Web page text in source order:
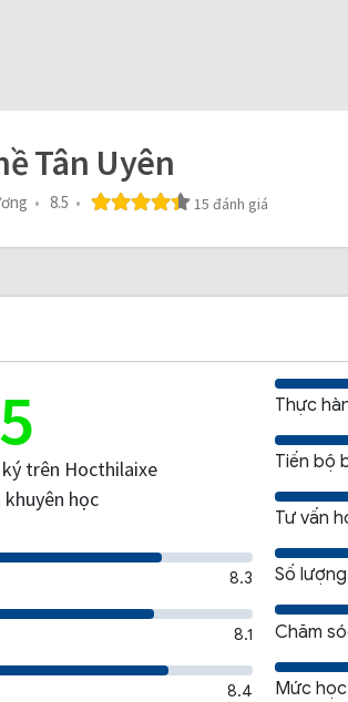
Tân Uyên
8.5 15 đánh giá
trên Hocthilaixe
học
8.3
8.1
8.4
Thực
Tiến bộ
Tư vấn
Số
Chăm
Mức